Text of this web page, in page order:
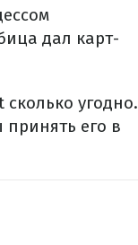
дал карт-
угодно.
его в